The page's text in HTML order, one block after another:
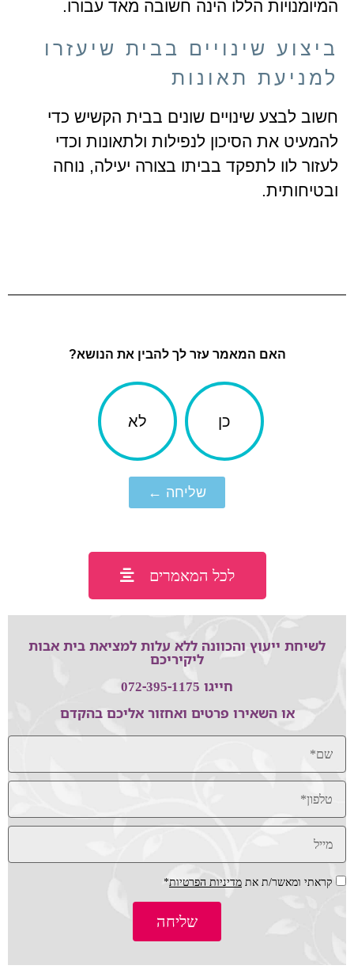
המיומנויות הללו הינה חשובה מאד עבורו.
ביצוע שינויים בבית שיעזרו
למניעת תאונות
חשוב לבצע שינויים שונים בבית הקשיש כדי
להמעיט את הסיכון לנפילות ולתאונות וכדי
לעזור לוו לתפקד בביתו בצורה יעילה, נוחה
ובטיחותית.
האם המאמר עזר לך להבין את הנושא?
כן לא
שליחה ←
לכל המאמרים
לשיחת ייעוץ והכוונה ללא עלות למציאת בית אבות
ליקיריכם
חייגו 072-395-1175
או השאירו פרטים ואחזור אליכם בהקדם
קראתי ומאשר/ת את מדיניות הפרטיות*
שליחה